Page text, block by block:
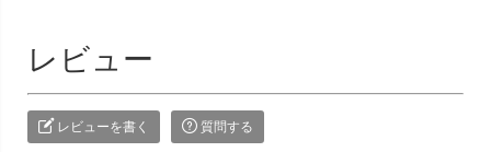
レビュー
レビューを書く 質問する